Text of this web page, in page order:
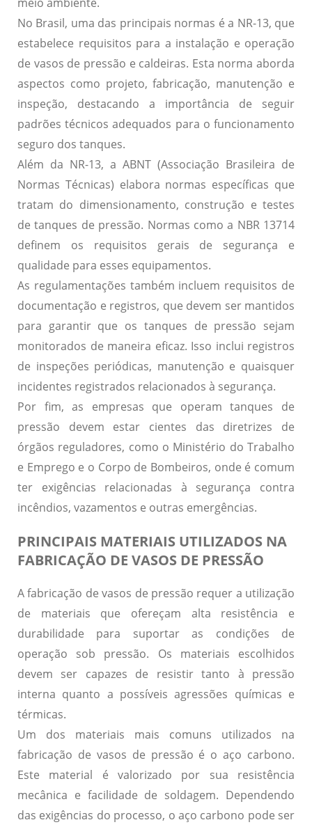
meio ambiente.
No Brasil, uma das principais normas é a NR-13, que
estabelece requisitos para a instalação e operação
de vasos de pressão e caldeiras. Esta norma aborda
aspectos como projeto, fabricação, manutenção e
inspeção, destacando a importância de seguir
padrões técnicos adequados para o funcionamento
seguro dos tanques.
Além da NR-13, a ABNT (Associação Brasileira de
Normas Técnicas) elabora normas específicas que
tratam do dimensionamento, construção e testes
de tanques de pressão. Normas como a NBR 13714
definem os requisitos gerais de segurança e
qualidade para esses equipamentos.
As regulamentações também incluem requisitos de
documentação e registros, que devem ser mantidos
para garantir que os tanques de pressão sejam
monitorados de maneira eficaz. Isso inclui registros
de inspeções periódicas, manutenção e quaisquer
incidentes registrados relacionados à segurança.
Por fim, as empresas que operam tanques de
pressão devem estar cientes das diretrizes de
órgãos reguladores, como o Ministério do Trabalho
e Emprego e o Corpo de Bombeiros, onde é comum
ter exigências relacionadas à segurança contra
incêndios, vazamentos e outras emergências.
PRINCIPAIS MATERIAIS UTILIZADOS NA
FABRICAÇÃO DE VASOS DE PRESSÃO
A fabricação de vasos de pressão requer a utilização
de materiais que ofereçam alta resistência e
durabilidade para suportar as condições de
operação sob pressão. Os materiais escolhidos
devem ser capazes de resistir tanto à pressão
interna quanto a possíveis agressões químicas e
térmicas.
Um dos materiais mais comuns utilizados na
fabricação de vasos de pressão é oaço carbono.
Este material é valorizado por sua resistência
mecânica e facilidade de soldagem. Dependendo
das exigências do processo, o aço carbono pode ser